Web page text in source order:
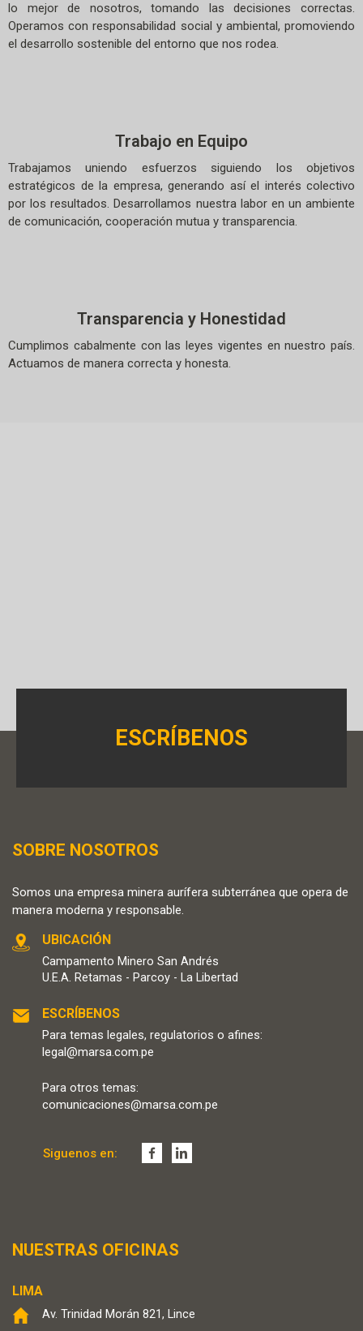
lo mejor de nosotros, tomando las decisiones correctas.
Operamos con responsabilidad social y ambiental, promoviendo
el desarrollo sostenible del entorno que nos rodea.
Trabajo en Equipo
Trabajamos uniendo esfuerzos siguiendo los objetivos
estratégicos de la empresa, generando así el interés colectivo
por los resultados. Desarrollamos nuestra labor en un ambiente
de comunicación, cooperación mutua y transparencia.
Transparencia y Honestidad
Cumplimos cabalmente con las leyes vigentes en nuestro país.
Actuamos de manera correcta y honesta.
SOBRE NOSOTROS
Somos una empresa minera aurífera subterránea que opera de
manera moderna y responsable.
UBICACIÓN
Campamento Minero San Andrés
U.E.A. Retamas - Parcoy - La Libertad
ESCRÍBENOS
Para temas legales, regulatorios o afines:
legal@marsa.com.pe
Para otros temas:
comunicaciones@marsa.com.pe
Siguenos en:
ESCRÍBENOS
NUESTRAS OFICINAS
LIMA
Av. Trinidad Morán 821, Lince